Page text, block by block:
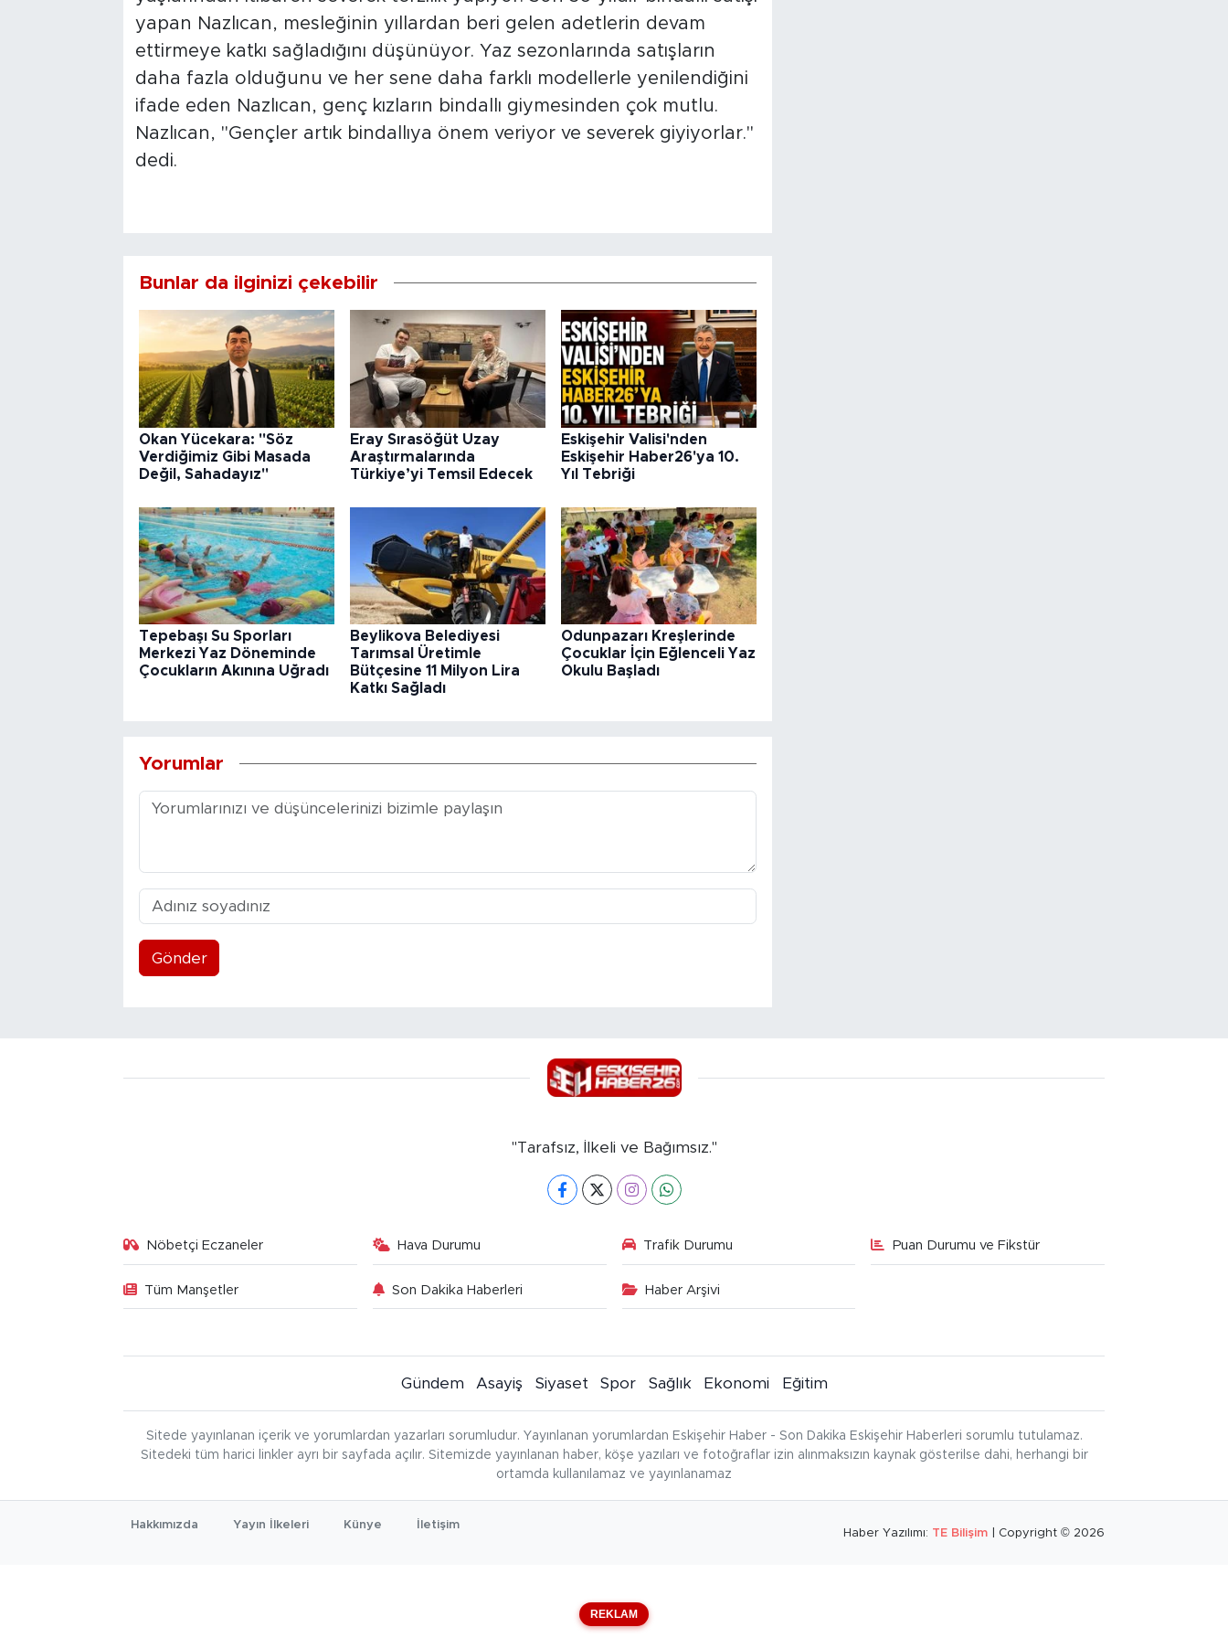
yapan Nazlıcan, mesleğinin yıllardan beri gelen adetlerin devam
ettirmeye katkı sağladığını düşünüyor. Yaz sezonlarında satışların
daha fazla olduğunu ve her sene daha farklı modellerle yenilendiğini
ifade eden Nazlıcan, genç kızların bindallı giymesinden çok mutlu.
Nazlıcan, "Gençler artık bindallıya önem veriyor ve severek giyiyorlar."
dedi.
Bunlar da ilginizi çekebilir
Okan Yücekara: "Söz
Verdiğimiz Gibi Masada
Değil, Sahadayız"
Eray Sırasöğüt Uzay
Araştırmalarında
Türkiye’yi Temsil Edecek
Eskişehir Valisi'nden
Eskişehir Haber26'ya 10.
Yıl Tebriği
Tepebaşı Su Sporları
Merkezi Yaz Döneminde
Çocukların Akınına Uğradı
Beylikova Belediyesi
Tarımsal Üretimle
Bütçesine 11 Milyon Lira
Katkı Sağladı
Odunpazarı Kreşlerinde
Çocuklar İçin Eğlenceli Yaz
Okulu Başladı
Yorumlar
Gönder
"Tarafsız, İlkeli ve Bağımsız."
Nöbetçi Eczaneler Hava Durumu Trafik Durumu Puan Durumu ve Fikstür
Tüm Manşetler Son Dakika Haberleri Haber Arşivi
Gündem Asayiş Siyaset Spor Sağlık Ekonomi Eğitim
Sitede yayınlanan içerik ve yorumlardan yazarları sorumludur. Yayınlanan yorumlardan Eskişehir Haber - Son Dakika Eskişehir Haberleri sorumlu tutulamaz.
Sitedeki tüm harici linkler ayrı bir sayfada açılır. Sitemizde yayınlanan haber, köşe yazıları ve fotoğraflar izin alınmaksızın kaynak gösterilse dahi, herhangi bir
ortamda kullanılamaz ve yayınlanamaz
Hakkımızda Yayın İlkeleri Künye İletişim
Haber Yazılımı: TE Bilişim | Copyright © 2026
REKLAM